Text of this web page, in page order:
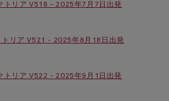
トリア V518 - 2025年7月7日出発
トリア V521 - 2025年8月18日出発
トリア V522 - 2025年9月1日出発